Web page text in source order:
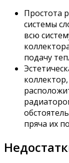
Простота
системы
всю
подачу
пряча их